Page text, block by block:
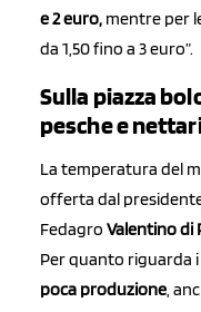
e 2 euro, mentre per
da 1,50 fino a 3 euro”.
Sulla piazza
pesche e
La temperatura del
offerta dal
Fedagro Valentino di
Per quanto riguarda
poca produzione,